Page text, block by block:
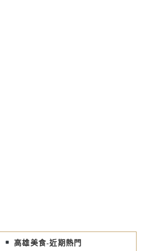
高雄美食-近期熱門